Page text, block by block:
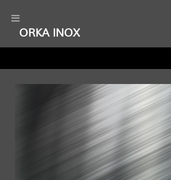
ORKA INOX